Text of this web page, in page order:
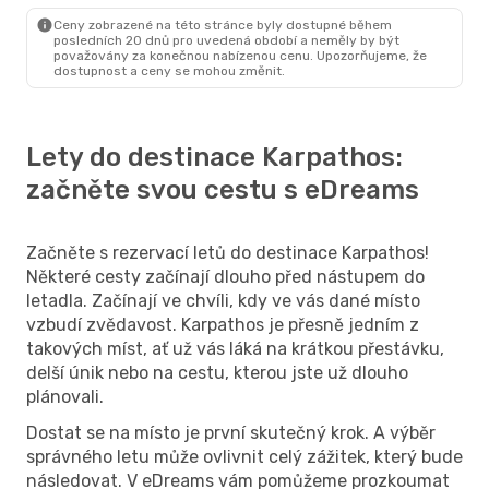
Ceny zobrazené na této stránce byly dostupné během
posledních 20 dnů pro uvedená období a neměly by být
považovány za konečnou nabízenou cenu. Upozorňujeme, že
dostupnost a ceny se mohou změnit.
Lety do destinace Karpathos:
začněte svou cestu s eDreams
Začněte s rezervací letů do destinace Karpathos!
Některé cesty začínají dlouho před nástupem do
letadla. Začínají ve chvíli, kdy ve vás dané místo
vzbudí zvědavost. Karpathos je přesně jedním z
takových míst, ať už vás láká na krátkou přestávku,
delší únik nebo na cestu, kterou jste už dlouho
plánovali.
Dostat se na místo je první skutečný krok. A výběr
správného letu může ovlivnit celý zážitek, který bude
následovat. V eDreams vám pomůžeme prozkoumat